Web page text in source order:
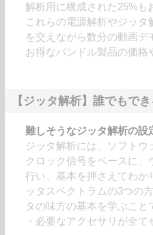
解析用に構成された25%も
これらの電源解析やジッ
を交えながら数分の動画デ
お得なバンドル製品の価格
【ジッタ解析】誰でもで
難しそうなジッタ解析の設
ジッタ解析には、ソフトウ
クロック信号をベースに
行い、基本を押さえてわか
ッタスペクトラムの3つの
タの味方の基本を学ぶこと
・必要なアクセサリが全